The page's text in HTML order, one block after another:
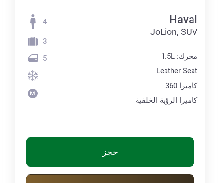
Haval
JoLion, SUV
محرك: 1.5L
Leather Seat
كاميرا 360
كاميرا الرؤية الخلفية
4
3
5
حجز